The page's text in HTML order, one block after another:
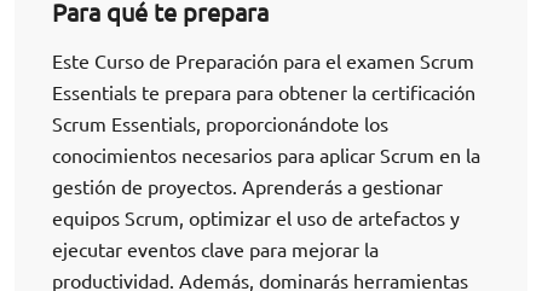
Para qué te prepara
Este Curso de Preparación para el examen Scrum
Essentials te prepara para obtener la certificación
Scrum Essentials, proporcionándote los
conocimientos necesarios para aplicar Scrum en la
gestión de proyectos. Aprenderás a gestionar
equipos Scrum, optimizar el uso de artefactos y
ejecutar eventos clave para mejorar la
productividad. Además, dominarás herramientas